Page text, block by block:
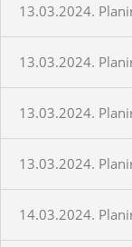
13.03.2024.
13.03.2024.
13.03.2024.
13.03.2024.
14.03.2024.